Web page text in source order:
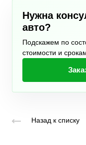
Нужна
авто?
Подскажем по
стоимости и
Назад к списку